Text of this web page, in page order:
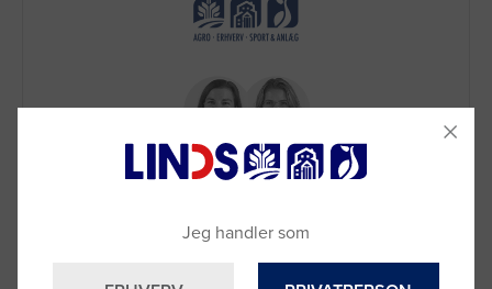
Brug for hjælp?
Jeg handler som